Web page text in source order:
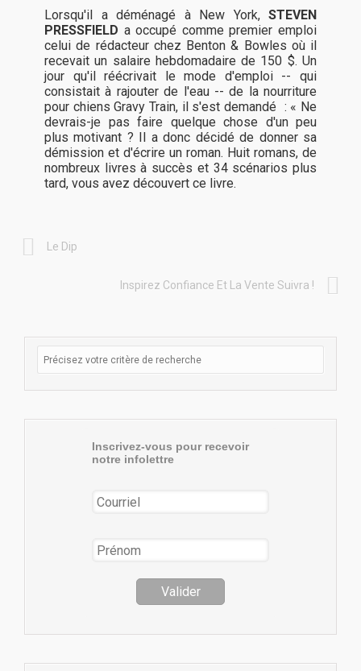
Lorsqu'il a déménagé à New York, STEVEN
PRESSFIELD a occupé comme premier emploi
celui de rédacteur chez Benton & Bowles où il
recevait un salaire hebdomadaire de 150 $. Un
jour qu'il réécrivait le mode d'emploi -- qui
consistait à rajouter de l'eau -- de la nourriture
pour chiens Gravy Train, il s'est demandé : « Ne
devrais-je pas faire quelque chose d'un peu
plus motivant ? Il a donc décidé de donner sa
démission et d'écrire un roman. Huit romans, de
nombreux livres à succès et 34 scénarios plus
tard, vous avez découvert ce livre.
Le Dip
Inspirez Confiance Et La Vente Suivra !
Inscrivez-vous pour recevoir
notre infolettre